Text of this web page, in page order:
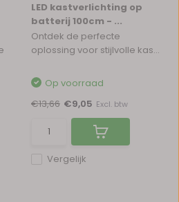
LED kastverlichting op
batterij 100cm - ...
Ontdek de perfecte
oplossing voor stijlvolle kas...
Vergelijk
Op voorraad
€13,66 €9,05 Excl. btw